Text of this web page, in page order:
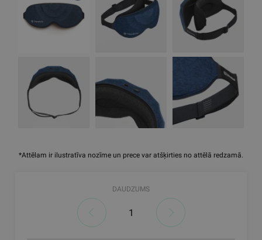
*Attēlam ir ilustratīva nozīme un prece var atšķirties no attēlā redzamā.
DAUDZUMS